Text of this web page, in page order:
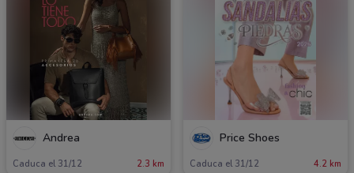
Andrea
Caduca el 31/12 2.3 km
Price Shoes
Caduca el 31/12 4.2 km